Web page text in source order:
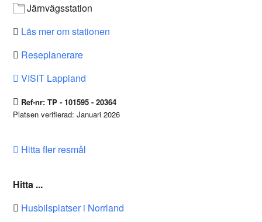
Järnvägsstation
Läs mer om stationen
Reseplanerare
VISIT Lappland
Ref-nr: TP - 101595 - 20364
Platsen verifierad: Januari 2026
Hitta fler resmål
Hitta ...
Husbilsplatser i Norrland